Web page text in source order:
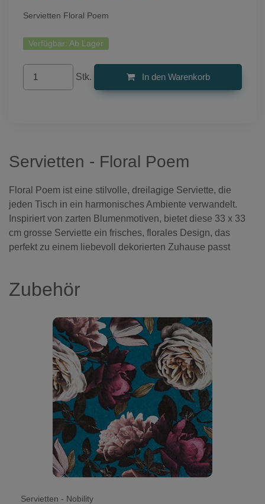
Servietten Floral Poem
Verfügbar: Ab Lager
Stk. In den Warenkorb
Servietten - Floral Poem
Floral Poem ist eine stilvolle, dreilagige Serviette, die
jeden Tisch in ein harmonisches Ambiente verwandelt.
Inspiriert von zarten Blumenmotiven, bietet diese 33 x 33
cm grosse Serviette ein frisches, florales Design, das
perfekt zu einem liebevoll dekorierten Zuhause passt
Zubehör
Servietten - Nobility